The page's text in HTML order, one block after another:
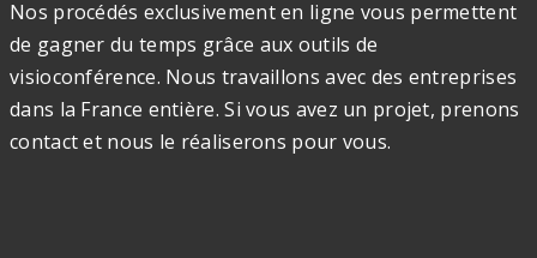
Nos procédés exclusivement en ligne vous permettent
de gagner du temps grâce aux outils de
visioconférence. Nous travaillons avec des entreprises
dans la France entière. Si vous avez un projet, prenons
contact et nous le réaliserons pour vous.